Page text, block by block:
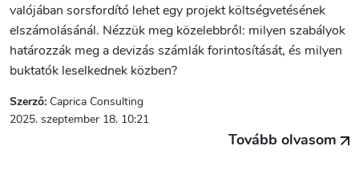
valójában sorsfordító lehet egy projekt költségvetésének
elszámolásánál. Nézzük meg közelebbről: milyen szabályok
határozzák meg a devizás számlák forintosítását, és milyen
buktatók leselkednek közben?
Szerző: Caprica Consulting
2025. szeptember 18. 10:21
Tovább olvasom